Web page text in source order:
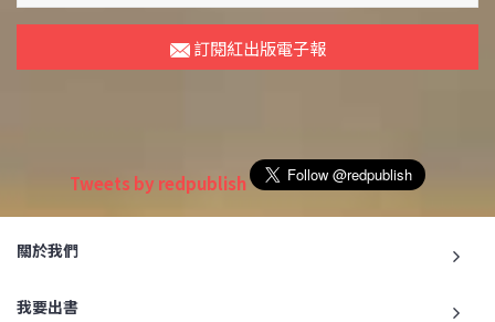
訂閱紅出版電子報
Tweets by redpublish
關於我們
我要出書